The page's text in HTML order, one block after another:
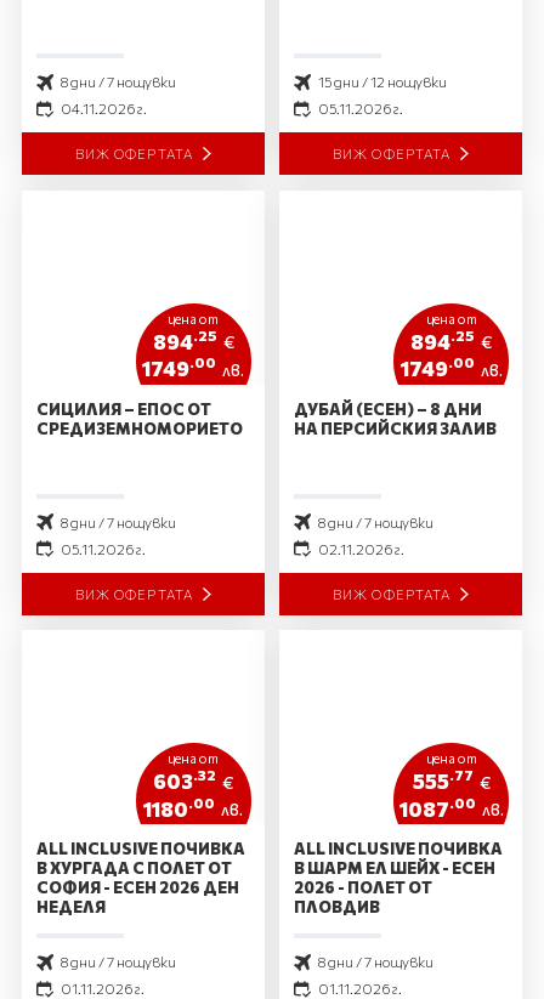
8 дни / 7 нощувки
04.11.2026 г.
ВИЖ ОФЕРТАТА
15 дни / 12 нощувки
05.11.2026 г.
ВИЖ ОФЕРТАТА
цена от
894 .25 €
1749.00 лв.
СИЦИЛИЯ – ЕПОС ОТ
СРЕДИЗЕМНОМОРИЕТО
8 дни / 7 нощувки
05.11.2026 г.
ВИЖ ОФЕРТАТА
цена от
894 .25 €
1749.00 лв.
ДУБАЙ (ЕСЕН) – 8 ДНИ
НА ПЕРСИЙСКИЯ ЗАЛИВ
8 дни / 7 нощувки
02.11.2026 г.
ВИЖ ОФЕРТАТА
цена от
603.32 €
1180 .00 лв.
ALL INCLUSIVE ПОЧИВКА
В ХУРГАДА С ПОЛЕТ ОТ
СОФИЯ - ЕСЕН 2026 ДЕН
НЕДЕЛЯ
8 дни / 7 нощувки
01.11.2026 г.
цена от
555.77 €
1087 .00 лв.
ALL INCLUSIVE ПОЧИВКА
В ШАРМ ЕЛ ШЕЙХ - ЕСЕН
2026 - ПОЛЕТ ОТ
ПЛОВДИВ
8 дни / 7 нощувки
01.11.2026 г.